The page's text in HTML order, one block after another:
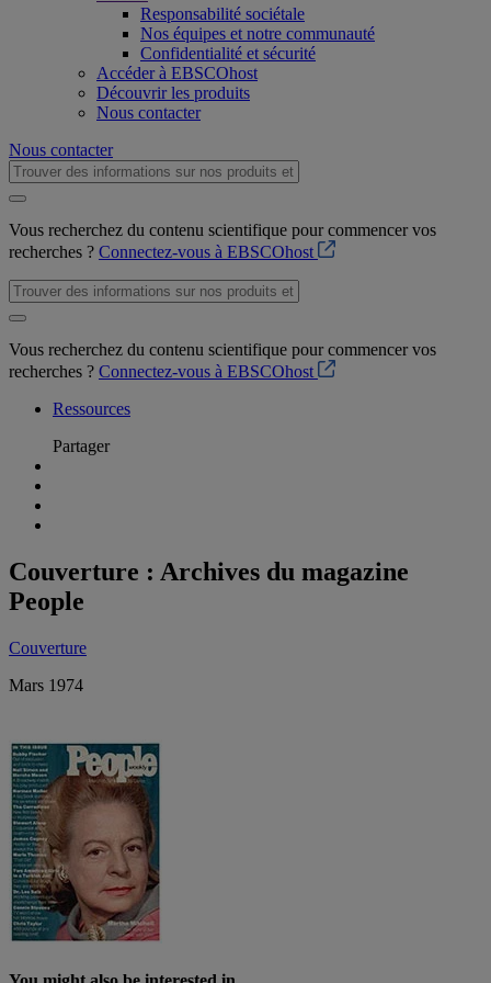
Responsabilité sociétale
Nos équipes et notre communauté
Confidentialité et sécurité
Accéder à EBSCOhost
Découvrir les produits
Nous contacter
Nous contacter
Vous recherchez du contenu scientifique pour commencer vos
recherches ? Connectez-vous à EBSCOhost
Vous recherchez du contenu scientifique pour commencer vos
recherches ? Connectez-vous à EBSCOhost
Ressources
Partager
Couverture : Archives du magazine
People
Couverture
Mars 1974